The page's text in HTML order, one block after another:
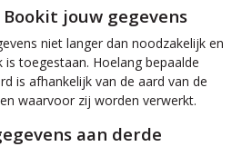
jouw gegevens
niet langer dan noodzakelijk en
toegestaan. Hoelang bepaalde
is afhankelijk van de aard van de
waarvoor zij worden verwerkt.
aan derde